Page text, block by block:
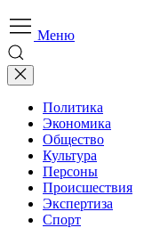
Меню
Политика
Экономика
Общество
Культура
Персоны
Происшествия
Экспертиза
Спорт